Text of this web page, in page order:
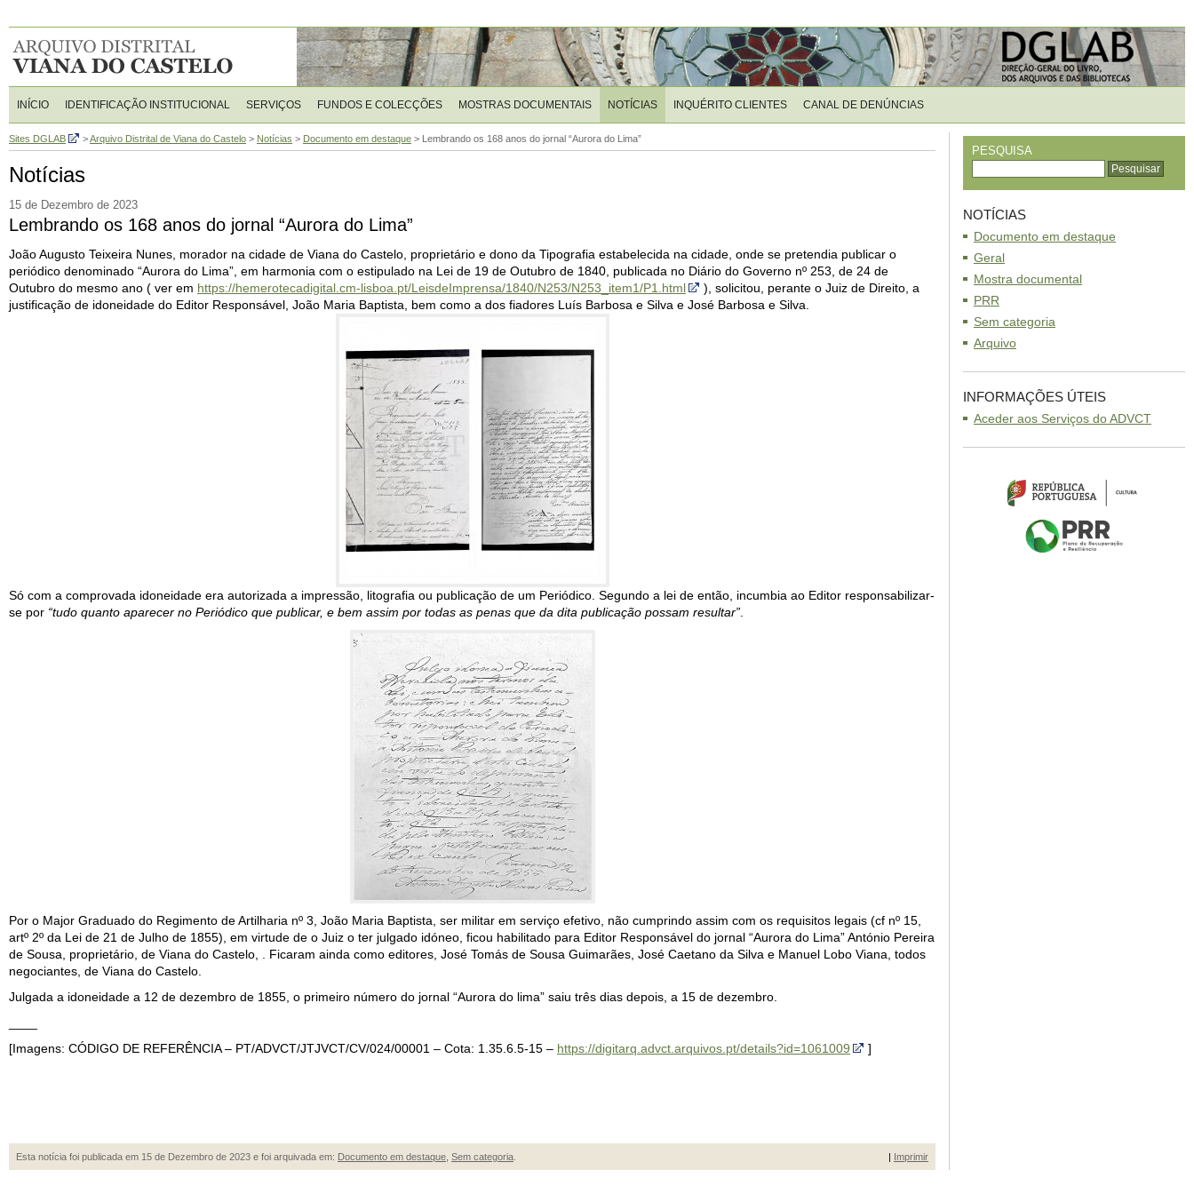
INÍCIO IDENTIFICAÇÃO INSTITUCIONAL SERVIÇOS FUNDOS E COLECÇÕES MOSTRAS DOCUMENTAIS NOTÍCIAS INQUÉRITO CLIENTES CANAL DE DENÚNCIAS
Sites DGLAB >Arquivo Distrital de Viana do Castelo > Notícias > Documento em destaque > Lembrando os 168 anos do jornal “Aurora do Lima”
Notícias
15 de Dezembro de 2023
Lembrando os 168 anos do jornal “Aurora do Lima”
João Augusto Teixeira Nunes, morador na cidade de Viana do Castelo, proprietário e dono da Tipografia estabelecida na cidade, onde se pretendia publicar o
periódico denominado “Aurora do Lima”, em harmonia com o estipulado na Lei de 19 de Outubro de 1840, publicada no Diário do Governo nº 253, de 24 de
Outubro do mesmo ano ( ver em https://hemerotecadigital.cm-lisboa.pt/LeisdeImprensa/1840/N253/N253_item1/P1.html
), solicitou, perante o Juiz de Direito, a
justificação de idoneidade do Editor Responsável, João Maria Baptista, bem como a dos fiadores Luís Barbosa e Silva e José Barbosa e Silva.
Só com a comprovada idoneidade era autorizada a impressão, litografia ou publicação de um Periódico. Segundo a lei de então, incumbia ao Editor responsabilizar-
se por “tudo quanto aparecer no Periódico que publicar, e bem assim por todas as penas que da dita publicação possam resultar”
Por o Major Graduado do Regimento de Artilharia nº 3, João Maria Baptista, ser militar em serviço efetivo, não cumprindo assim com os requisitos legais (cf nº 15,
artº 2º da Lei de 21 de Julho de 1855), em virtude de o Juiz o ter julgado idóneo, ficou habilitado para Editor Responsável do jornal “Aurora do Lima” António Pereira
de Sousa, proprietário, de Viana do Castelo, . Ficaram ainda como editores, José Tomás de Sousa Guimarães, José Caetano da Silva e Manuel Lobo Viana, todos
negociantes, de Viana do Castelo.
Julgada a idoneidade a 12 de dezembro de 1855, o primeiro número do jornal “Aurora do lima” saiu três dias depois, a 15 de dezembro.
[Imagens: CÓDIGO DE REFERÊNCIA – PT/ADVCT/JTJVCT/CV/024/00001 – Cota: 1.35.6.5-15 – https://digitarq.advct.arquivos.pt/details?id=1061009 ]
Esta notícia foi publicada em 15 de Dezembro de 2023 e foi arquivada em: Documento em destaque Sem categoria | Imprimir
PESQUISA
NOTÍCIAS
Documento em destaque
Geral
Mostra documental
PRR
Sem categoria
Arquivo
INFORMAÇÕES ÚTEIS
Aceder aos Serviços do ADVCT